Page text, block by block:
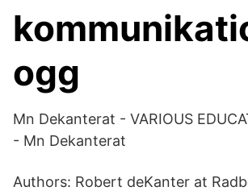
ogg
Mn Dekanterat - VARIOUS
- Mn Dekanterat
Authors: Robert deKanter at